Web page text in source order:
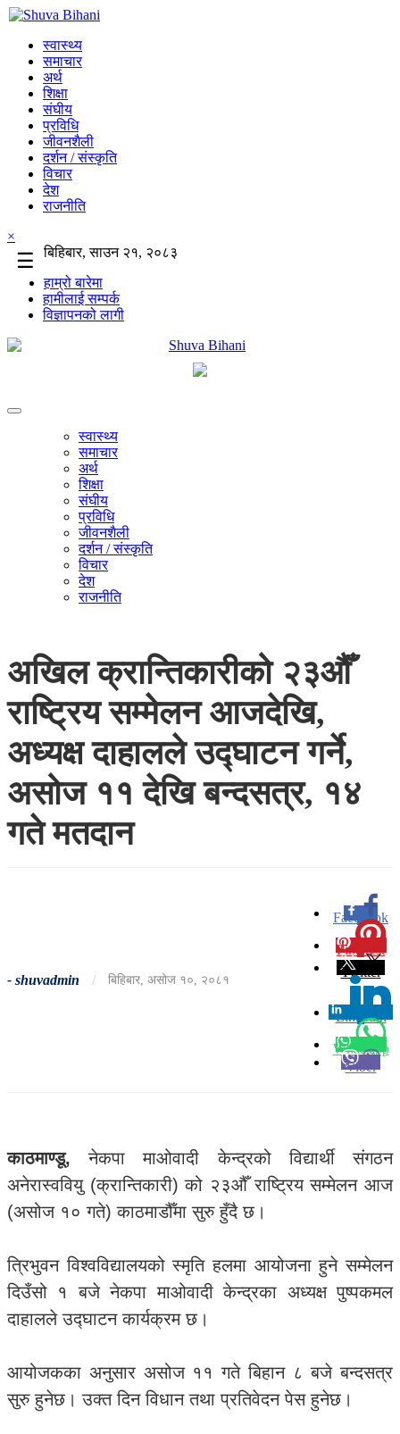
स्वास्थ्य
समाचार
अर्थ
शिक्षा
संघीय
प्रविधि
जीवनशैली
दर्शन / संस्कृति
विचार
देश
राजनीति
×
☰
बिहिबार, साउन २१, २०८३
हाम्रो बारेमा
हामीलाई सम्पर्क
विज्ञापनको लागी
स्वास्थ्य
समाचार
अर्थ
शिक्षा
संघीय
प्रविधि
जीवनशैली
दर्शन / संस्कृति
विचार
देश
राजनीति
अखिल क्रान्तिकारीको २३औँ
राष्ट्रिय सम्मेलन आजदेखि,
अध्यक्ष दाहालले उद्घाटन गर्ने,
असोज ११ देखि बन्दसत्र, १४
गते मतदान
- shuvadmin / बिहिबार, असोज १०, २०८१
Facebook
0
Pinterest
Twitter
Linkedin
0
Whatsapp
Viber
काठमाण्डू, नेकपा माओवादी केन्द्रको विद्यार्थी संगठन
अनेरास्ववियु (क्रान्तिकारी) को २३औँ राष्ट्रिय सम्मेलन आज
(असोज १० गते) काठमाडौँमा सुरु हुँदै छ।
त्रिभुवन विश्वविद्यालयको स्मृति हलमा आयोजना हुने सम्मेलन
दिउँसो १ बजे नेकपा माओवादी केन्द्रका अध्यक्ष पुष्पकमल
दाहालले उद्घाटन कार्यक्रम छ।
आयोजकका अनुसार असोज ११ गते बिहान ८ बजे बन्दसत्र
सुरु हुनेछ। उक्त दिन विधान तथा प्रतिवेदन पेस हुनेछ।